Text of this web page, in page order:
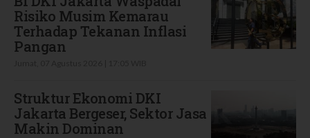
Risiko Musim Kemarau
Terhadap Tekanan Inflasi
Pangan
Struktur Ekonomi DKI
Jakarta Bergeser, Sektor Jasa
Makin Dominan